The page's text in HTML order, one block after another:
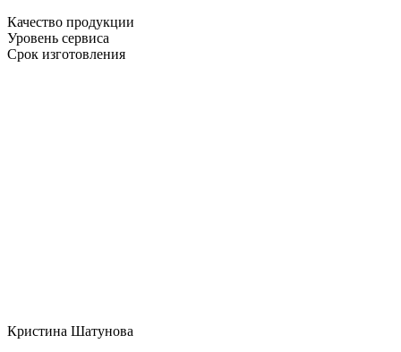
Качество продукции
Уровень сервиса
Срок изготовления
Кристина Шатунова